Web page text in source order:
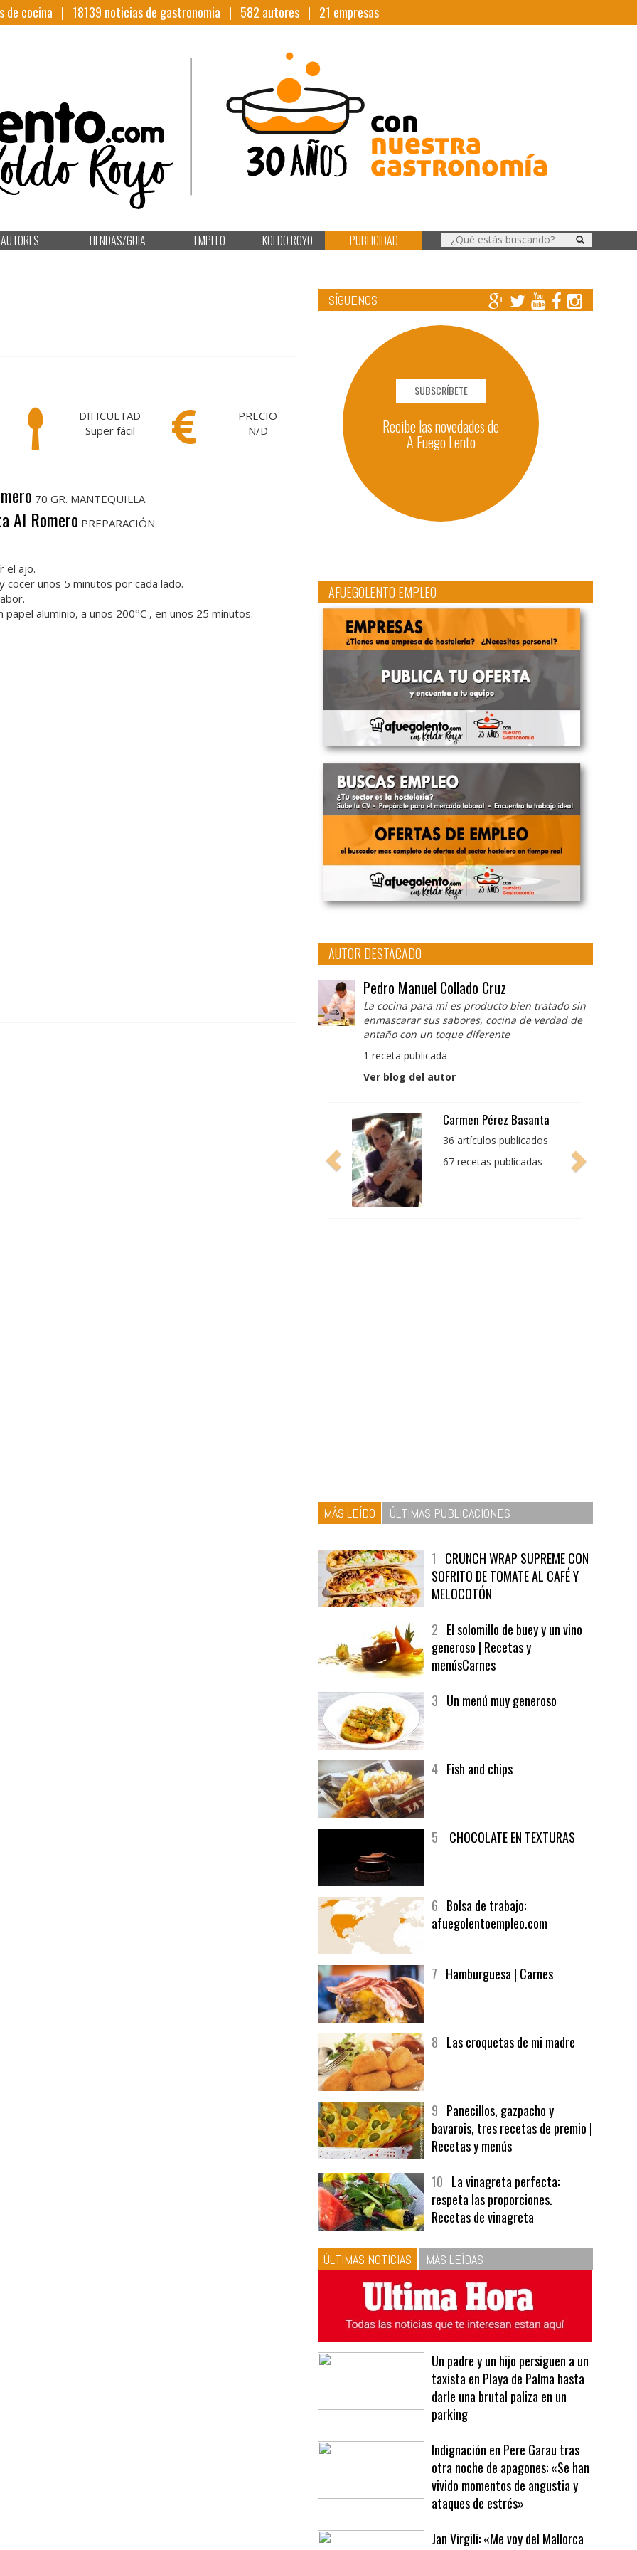
de cocina | 18139 noticias de gastronomia | 582 autores | 21 empresas
AUTORES TIENDAS/GUIA EMPLEO KOLDO ROYO PUBLICIDAD
DIFICULTAD
Super fácil
PRECIO
N/D
70 GR. MANTEQUILLA
Al Romero PREPARACIÓN
el ajo.
cocer unos 5 minutos por cada lado.
aluminio, a unos 200°C , en unos 25 minutos.
SÍGUENOS
SUBSCRÍBETE
Recibe las novedades de
A Fuego Lento
AFUEGOLENTO EMPLEO
AUTOR DESTACADO
Pedro Manuel Collado Cruz
La cocina para mi es producto bien tratado sin
enmascarar sus sabores, cocina de verdad de
antaño con un toque diferente
1 receta publicada
Ver blog del autor
Pedro Manuel Collado
Cruz
producto bien tratado
MÁS LEÍDO ÚLTIMAS PUBLICACIONES
SOFRITO DE TOMATE AL CAFÉ Y
MELOCOTÓN
generoso | Recetas y
afuegolentoempleo.com
bavarois, tres recetas de premio |
Recetas y menús
respeta las proporciones.
Recetas de vinagreta
ÚLTIMAS NOTICIAS MÁS LEÍDAS
Un padre y un hijo persiguen a un
darle una brutal paliza en un
parking
Indignación en Pere Garau tras
vivido momentos de angustia y